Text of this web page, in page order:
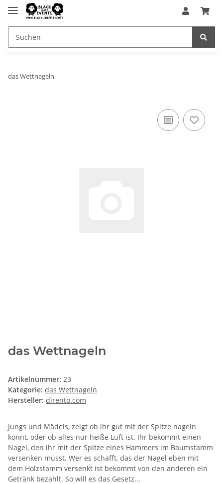
das Wettnageln
das Wettnageln
Artikelnummer: 23
Kategorie: das Wettnageln
Hersteller: dirento.com
Jungs und Mädels, zeigt ob ihr gut mit der Spitze nageln
könnt, oder ob alles nur heiße Luft ist. Ihr bekommt einen
Nagel, den ihr mit der Spitze eines Hammers im Baumstamm
versenken müsst. Wer es schafft, das der Nagel eben mit
dem Holzstamm versenkt ist bekommt von den anderen ein
Getränk bezahlt. So will es das Gesetz...